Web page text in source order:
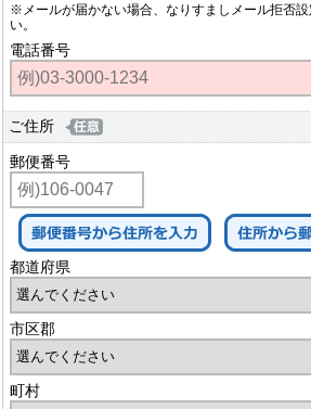
※メールが届かない場合、なりすましメール拒否設
い。
電話番号
ご住所
郵便番号
都道府県
市区郡
町村